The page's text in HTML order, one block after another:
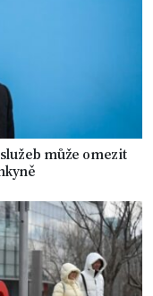
může omezit